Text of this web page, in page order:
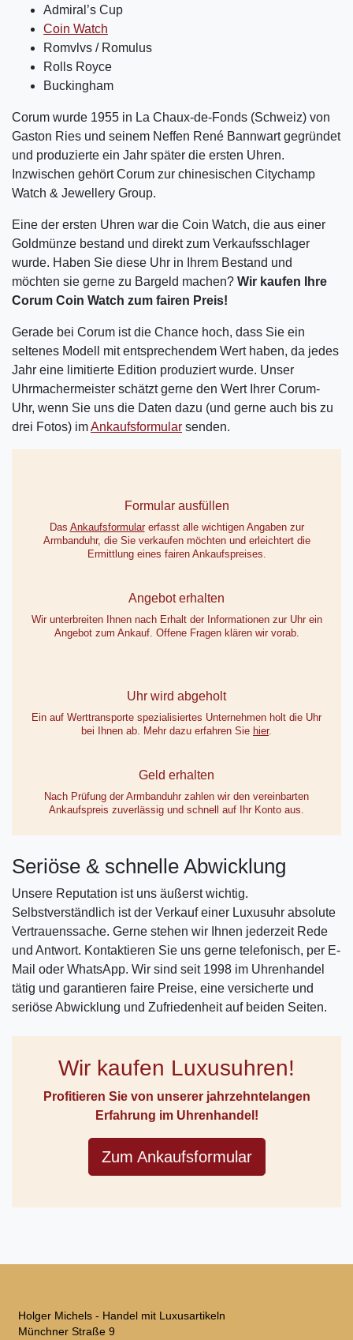
Admiral’s Cup
Coin Watch
Romvlvs / Romulus
Rolls Royce
Buckingham
Corum wurde 1955 in La Chaux-de-Fonds (Schweiz) von
Gaston Ries und seinem Neffen René Bannwart gegründet
und produzierte ein Jahr später die ersten Uhren.
Inzwischen gehört Corum zur chinesischen Citychamp
Watch & Jewellery Group.
Eine der ersten Uhren war die Coin Watch, die aus einer
Goldmünze bestand und direkt zum Verkaufsschlager
wurde. Haben Sie diese Uhr in Ihrem Bestand und
möchten sie gerne zu Bargeld machen? Wir kaufen Ihre
Corum Coin Watch zum fairen Preis!
Gerade bei Corum ist die Chance hoch, dass Sie ein
seltenes Modell mit entsprechendem Wert haben, da jedes
Jahr eine limitierte Edition produziert wurde. Unser
Uhrmachermeister schätzt gerne den Wert Ihrer Corum-
Uhr, wenn Sie uns die Daten dazu (und gerne auch bis zu
drei Fotos) imAnkaufsformular senden.
Formular ausfüllen
Das Ankaufsformularerfasst alle wichtigen Angaben zur
Armbanduhr, die Sie verkaufen möchten und erleichtert die
Ermittlung eines fairen Ankaufspreises.
Angebot erhalten
Wir unterbreiten Ihnen nach Erhalt der Informationen zur Uhr ein
Angebot zum Ankauf. Offene Fragen klären wir vorab.
Uhr wird abgeholt
Ein auf Werttransporte spezialisiertes Unternehmen holt die Uhr
bei Ihnen ab. Mehr dazu erfahren Sie hier.
Geld erhalten
Nach Prüfung der Armbanduhr zahlen wir den vereinbarten
Ankaufspreis zuverlässig und schnell auf Ihr Konto aus.
Seriöse & schnelle Abwicklung
Unsere Reputation ist uns äußerst wichtig.
Selbstverständlich ist der Verkauf einer Luxusuhr absolute
Vertrauenssache. Gerne stehen wir Ihnen jederzeit Rede
und Antwort. Kontaktieren Sie uns gerne telefonisch, per E-
Mail oder WhatsApp. Wir sind seit 1998 im Uhrenhandel
tätig und garantieren faire Preise, eine versicherte und
seriöse Abwicklung und Zufriedenheit auf beiden Seiten.
Wir kaufen Luxusuhren!
Profitieren Sie von unserer jahrzehntelangen
Erfahrung im Uhrenhandel!
Zum Ankaufsformular
Holger Michels - Handel mit Luxusartikeln
Münchner Straße 9